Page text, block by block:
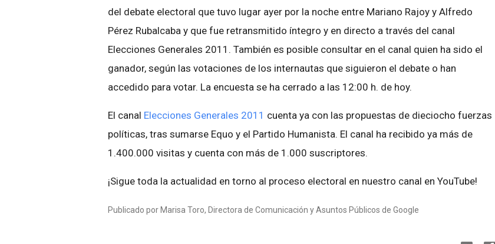
del debate electoral que tuvo lugar ayer por la noche entre Mariano Rajoy y Alfredo
Pérez Rubalcaba y que fue retransmitido íntegro y en directo a través del canal
Elecciones Generales 2011. También es posible consultar en el canal quien ha sido el
ganador, según las votaciones de los internautas que siguieron el debate o han
accedido para votar. La encuesta se ha cerrado a las 12:00 h. de hoy.
El canal Elecciones Generales 2011 cuenta ya con las propuestas de dieciocho fuerzas
políticas, tras sumarse Equo y el Partido Humanista. El canal ha recibido ya más de
1.400.000 visitas y cuenta con más de 1.000 suscriptores.
¡Sigue toda la actualidad en torno al proceso electoral en nuestro canal en YouTube!
Publicado por Marisa Toro, Directora de Comunicación y Asuntos Públicos de Google